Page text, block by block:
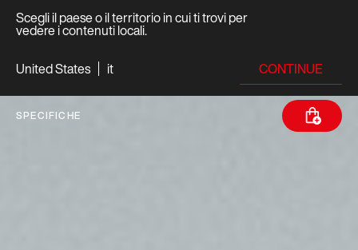
Scegli il paese o il territorio in cui ti trovi per
vedere i contenuti locali.
United States
it CONTINUE
SPECIFICHE